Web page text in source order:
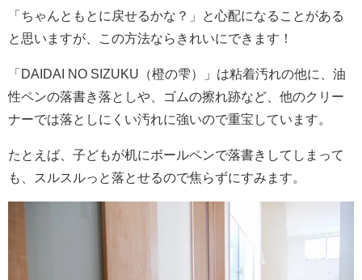
「ちゃんともとに戻せるかな？」と心配になることがある
と思いますが、この方法ならきれいにできます！
「DAIDAI NO SIZUKU（橙の雫）」は粘着汚れの他に、油
性ペンの落書き落としや、ゴムの擦れ跡など、他のクリー
ナーでは落としにくい汚れに強いので重宝しています。
たとえば、子どもが机にボールペンで落書きしてしまって
も、スルスルっと落とせるので焦らずにすみます。